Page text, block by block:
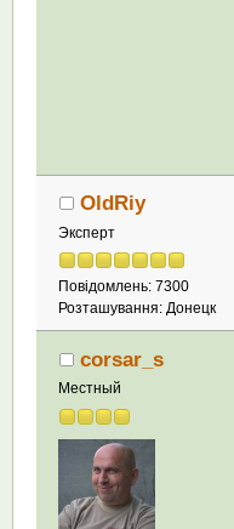
OldRiy
Эксперт
Повідомлень: 7300
Розташування: Донецк
corsar_s
Местный